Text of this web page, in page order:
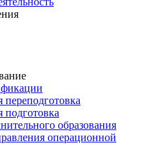
подготовка
образования
операционной